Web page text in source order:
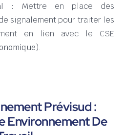
:
Mettre en place des
signalement pour traiter les
en lien avec le CSE
).
Prévisud :
Environnement De